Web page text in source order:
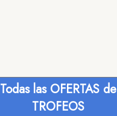
Todas las OFERTAS de
TROFEOS